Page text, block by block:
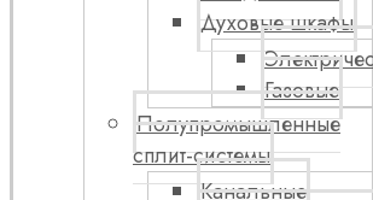
Духовые шкафы
Газовые
Полупромышленные
сплит-системы
Канальные